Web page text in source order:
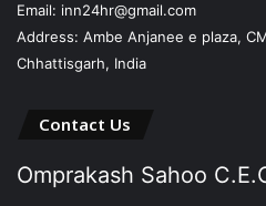
Email: inn24hr@gmail.com
Address: Ambe Anjanee e plaza,
Chhattisgarh, India
Contact Us
Omprakash Sahoo